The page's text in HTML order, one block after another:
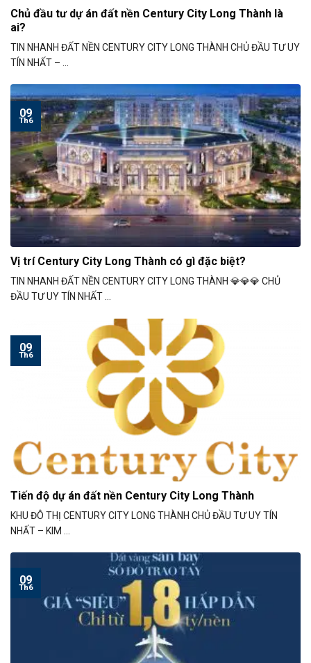
Chủ đầu tư dự án đất nền Century City Long Thành là
ai?
TIN NHANH ĐẤT NỀN CENTURY CITY LONG THÀNH CHỦ ĐẦU TƯ UY
TÍN NHẤT – ...
Vị trí Century City Long Thành có gì đặc biệt?
TIN NHANH ĐẤT NỀN CENTURY CITY LONG THÀNH 💎💎💎 CHỦ
ĐẦU TƯ UY TÍN NHẤT ...
09
Th6
Tiến độ dự án đất nền Century City Long Thành
KHU ĐÔ THỊ CENTURY CITY LONG THÀNH CHỦ ĐẦU TƯ UY TÍN
NHẤT – KIM ...
09
Th6
09
Th6